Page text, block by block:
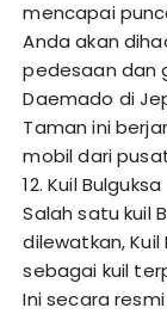
mencapai
Anda akan
pedesaan dan
Daemado di
Taman ini
mobil dari
12. Kuil Bulguksa
Salah satu kuil
dilewatkan,
sebagai kuil
Ini secara